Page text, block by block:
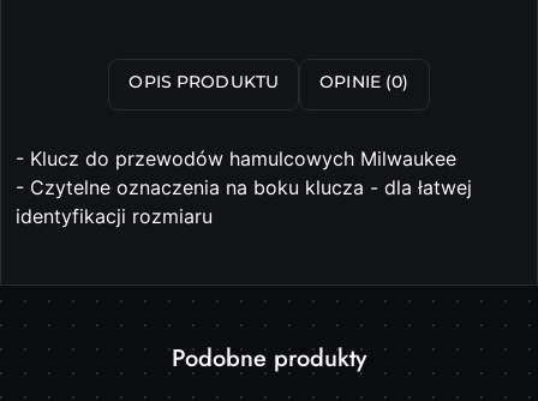
OPIS PRODUKTU OPINIE (0)
- Klucz do przewodów hamulcowych Milwaukee
- Czytelne oznaczenia na boku klucza - dla łatwej
identyfikacji rozmiaru
Pomiń karuzelę produktów
Produkty
Podobne produkty